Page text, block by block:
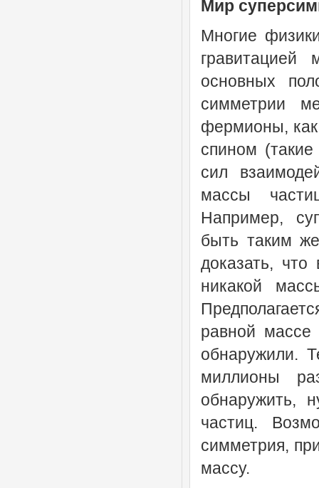
Мир
Многие
основных
симметрии
фермионы,
спином
сил
массы
Например,
быть таким
доказать,
никакой
равной массе
обнаружили.
миллионы
обнаружить,
частиц.
симметрия,
массу.